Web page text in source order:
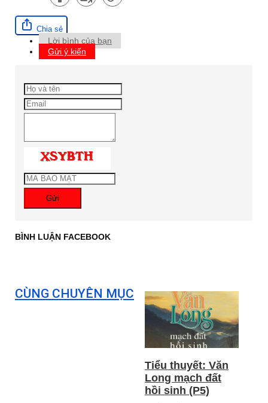
Chia sẻ
Lời bình của bạn
Gửi ý kiến
Gửi
BÌNH LUẬN FACEBOOK
CÙNG CHUYÊN MỤC
Tiểu thuyết: Văn
Long mạch đất
hồi sinh (P5)